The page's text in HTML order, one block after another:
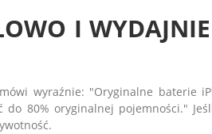
I
wyraźnie: "Oryginalne baterie
do 80% oryginalnej pojemności."